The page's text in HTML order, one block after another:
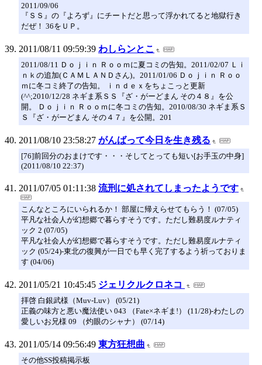
2011/09/06
『ＳＳ』の『よろず』にチートだと思って浮かれてると地獄行き
だぜ！ 36をＵＰ。
2011/08/11 09:59:39 わしらンとこ
2011/08/11 Ｄｏｊｉｎ Ｒｏｏｍに夏コミの告知。2011/02/07 Ｌｉ
ｎｋの追加(ＣＡＭＬＡＮＤさん)。2011/01/06 Ｄｏｊｉｎ Ｒｏｏ
ｍに冬コミ終了の告知。 ｉｎｄｅｘをちょこっと更新
(^^;2010/12/28 ネギま系ＳＳ『ざ・がーどまん その４８』を公
開。 Ｄｏｊｉｎ Ｒｏｏｍに冬コミの告知。2010/08/30 ネギま系Ｓ
Ｓ『ざ・がーどまん その４７』を公開。201
2011/08/10 23:58:27 がんばって今日を生き残る
[76]前回分のおまけです・・・そしてとっても短い[お手玉の中身]
(2011/08/10 22:37)
2011/07/05 01:11:38 流刑に処されてしまったようです
こんなところにいられるか！ 部屋に帰えらせてもらう！ (07/05)
平凡な社会人が幻想郷で暮らすそうです。ただし難易度ルナティ
ック 2 (07/05)
平凡な社会人が幻想郷で暮らすそうです。ただし難易度ルナティ
ック (05/24)-東北の復興が一日でも早く完了するよう祈っておりま
す (04/06)
2011/05/21 10:45:45 ジェリクルクロネコ
拝啓 白銀武様（Muv-Luv） (05/21)
正義の味方と悪い魔法使い 043 （Fate×ネギま!） (11/28)-わたしの
愛しいお兄様 09 （灼眼のシャナ） (07/14)
2011/05/14 09:56:49 東方狂想曲
その他SS投稿掲示板